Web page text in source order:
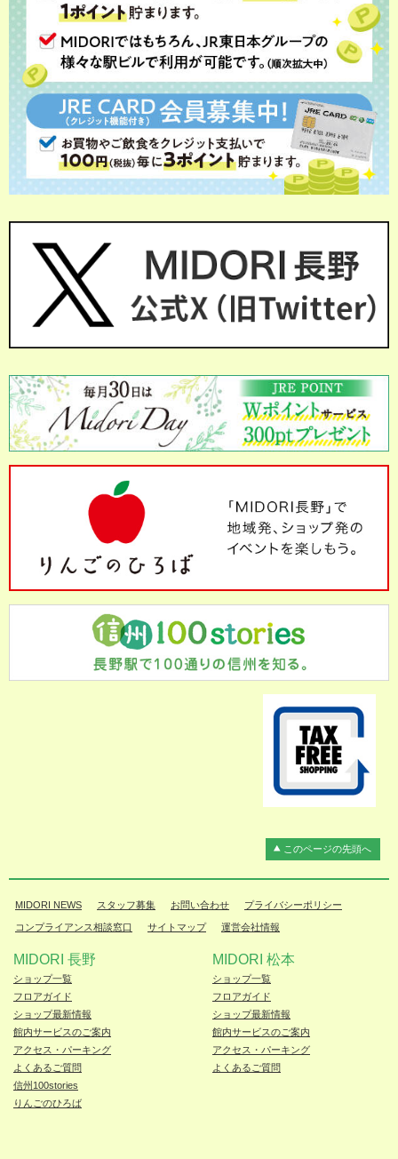
このページの先頭へ
MIDORI NEWS スタッフ募集 お問い合わせ プライバシーポリシー
コンプライアンス相談窓口 サイトマップ 運営会社情報
MIDORI 長野
ショップ一覧
フロアガイド
ショップ最新情報
館内サービスのご案内
アクセス・パーキング
よくあるご質問
信州100stories
りんごのひろば
MIDORI 松本
ショップ一覧
フロアガイド
ショップ最新情報
館内サービスのご案内
アクセス・パーキング
よくあるご質問